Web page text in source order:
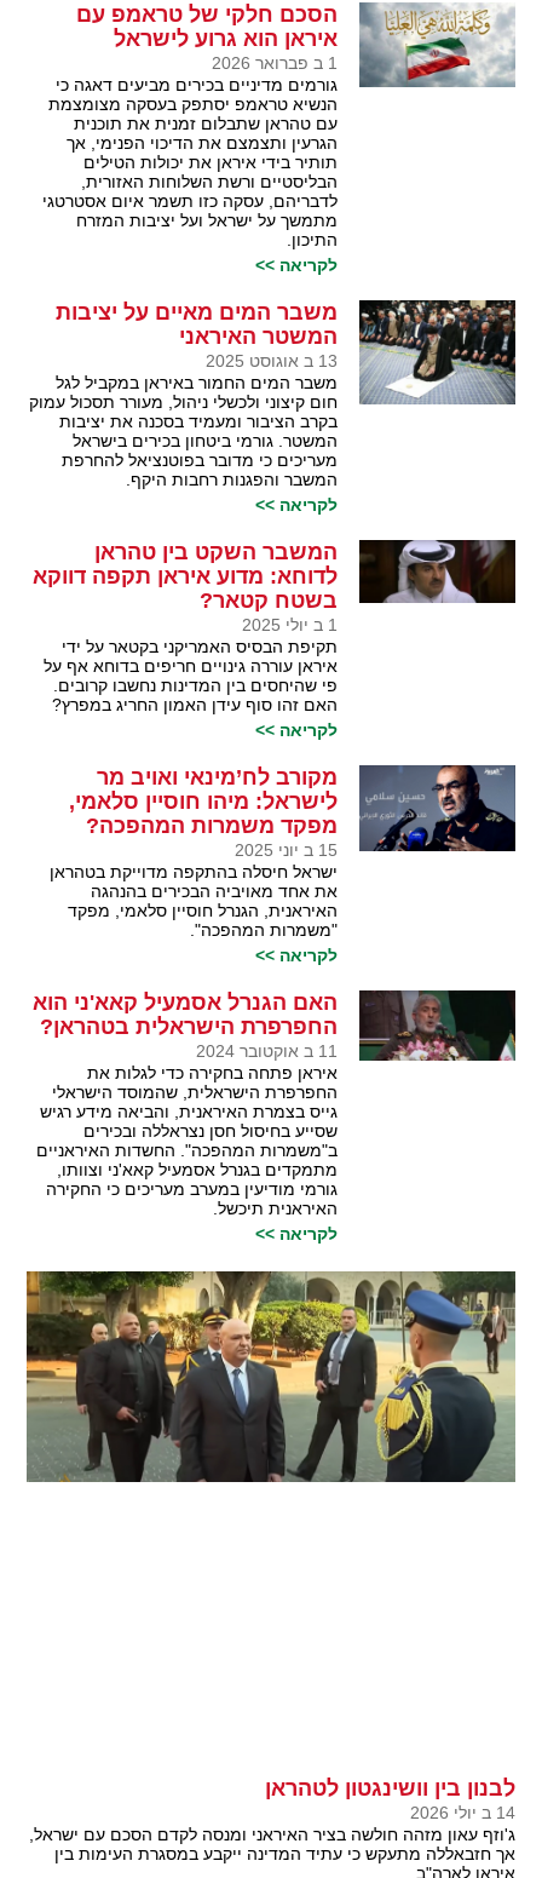
הסכם חלקי של טראמפ עם
איראן הוא גרוע לישראל
1 ב פברואר 2026
גורמים מדיניים בכירים מביעים דאגה כי
הנשיא טראמפ יסתפק בעסקה מצומצמת
עם טהראן שתבלום זמנית את תוכנית
הגרעין ותצמצם את הדיכוי הפנימי, אך
תותיר בידי איראן את יכולות הטילים
הבליסטיים ורשת השלוחות האזורית,
לדבריהם, עסקה כזו תשמר איום אסטרטגי
מתמשך על ישראל ועל יציבות המזרח
התיכון.
לקריאה >>
משבר המים מאיים על יציבות
המשטר האיראני
13 ב אוגוסט 2025
משבר המים החמור באיראן במקביל לגל
חום קיצוני ולכשלי ניהול, מעורר תסכול עמוק
בקרב הציבור ומעמיד בסכנה את יציבות
המשטר. גורמי ביטחון בכירים בישראל
מעריכים כי מדובר בפוטנציאל להחרפת
המשבר והפגנות רחבות היקף.
לקריאה >>
המשבר השקט בין טהראן
לדוחא: מדוע איראן תקפה דווקא
בשטח קטאר?
1 ב יולי 2025
תקיפת הבסיס האמריקני בקטאר על ידי
איראן עוררה גינויים חריפים בדוחא אף על
פי שהיחסים בין המדינות נחשבו קרובים.
האם זהו סוף עידן האמון החריג במפרץ?
לקריאה >>
מקורב לח’מינאי ואויב מר
לישראל: מיהו חוסיין סלאמי,
מפקד משמרות המהפכה?
15 ב יוני 2025
ישראל חיסלה בהתקפה מדוייקת בטהראן
את אחד מאויביה הבכירים בהנהגה
האיראנית, הגנרל חוסיין סלאמי, מפקד
"משמרות המהפכה".
לקריאה >>
האם הגנרל אסמעיל קאא'ני הוא
החפרפרת הישראלית בטהראן?
11 ב אוקטובר 2024
איראן פתחה בחקירה כדי לגלות את
החפרפרת הישראלית, שהמוסד הישראלי
גייס בצמרת האיראנית, והביאה מידע רגיש
שסייע בחיסול חסן נצראללה ובכירים
ב"משמרות המהפכה". החשדות האיראניים
מתמקדים בגנרל אסמעיל קאא'ני וצוותו,
גורמי מודיעין במערב מעריכים כי החקירה
האיראנית תיכשל.
לקריאה >>
לבנון בין וושינגטון לטהראן
14 ב יולי 2026
ג'וזף עאון מזהה חולשה בציר האיראני ומנסה לקדם הסכם עם ישראל,
אך חזבאללה מתעקש כי עתיד המדינה ייקבע במסגרת העימות בין
איראן לארה"ב.